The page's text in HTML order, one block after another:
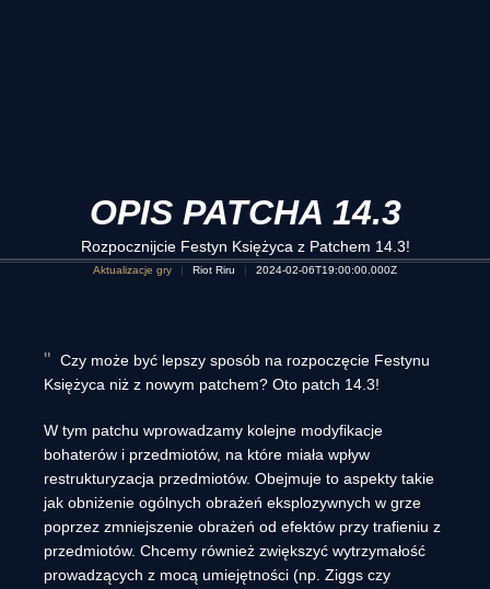
OPIS PATCHA 14.3
Rozpocznijcie Festyn Księżyca z Patchem 14.3!
Aktualizacje gry Riot Riru 2024-02-06T19:00:00.000Z
Czy może być lepszy sposób na rozpoczęcie Festynu
Księżyca niż z nowym patchem? Oto patch 14.3!
W tym patchu wprowadzamy kolejne modyfikacje
bohaterów i przedmiotów, na które miała wpływ
restrukturyzacja przedmiotów. Obejmuje to aspekty takie
jak obniżenie ogólnych obrażeń eksplozywnych w grze
poprzez zmniejszenie obrażeń od efektów przy trafieniu z
przedmiotów. Chcemy również zwiększyć wytrzymałość
prowadzących z mocą umiejętności (np. Ziggs czy